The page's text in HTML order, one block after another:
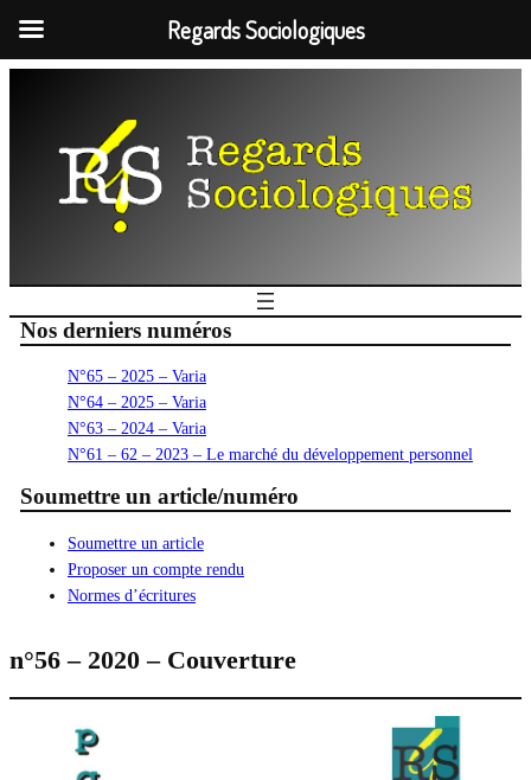
Nos derniers numéros
N°65 – 2025 – Varia
N°64 – 2025 – Varia
N°63 – 2024 – Varia
N°61 – 62 – 2023 – Le marché du développement personnel
Soumettre un article/numéro
Soumettre un article
Proposer un compte rendu
Normes d’écritures
n°56 – 2020 – Couverture
Regards Sociologiques